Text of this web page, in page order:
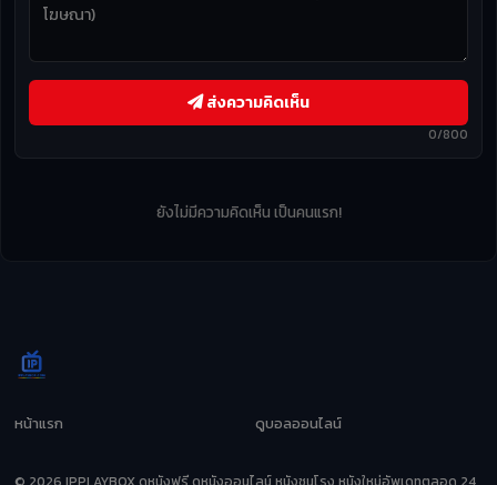
0/800
ส่งความคิดเห็น
ยังไม่มีความคิดเห็น เป็นคนแรก!
หน้าแรก ดูบอลออนไลน์